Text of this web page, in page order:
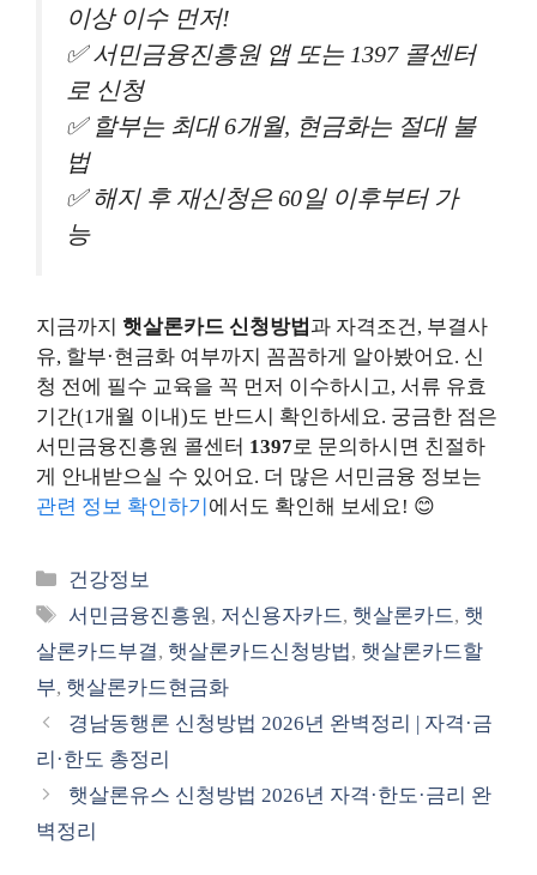
이상 이수 먼저!
✅ 서민금융진흥원 앱 또는 1397 콜센터
로 신청
✅ 할부는 최대 6개월, 현금화는 절대 불
법
✅ 해지 후 재신청은 60일 이후부터 가
능
지금까지 햇살론카드 신청방법 과 자격조건, 부결사
유, 할부·현금화 여부까지 꼼꼼하게 알아봤어요. 신
청 전에 필수 교육을 꼭 먼저 이수하시고, 서류 유효
기간(1개월 이내)도 반드시 확인하세요. 궁금한 점은
서민금융진흥원 콜센터 1397로 문의하시면 친절하
게 안내받으실 수 있어요. 더 많은 서민금융 정보는
관련 정보 확인하기 에서도 확인해 보세요! 😊
카
테
리
건강정보
태
그
서민금융진흥원, 저신용자카드, 햇살론카드, 햇
살론카드부결 , 햇살론카드신청방법, 햇살론카드할
부, 햇살론카드현금화
경남동행론 신청방법 2026년 완벽정리 | 자격·금
리·한도 총정리
햇살론유스 신청방법 2026년 자격·한도·금리 완
벽정리